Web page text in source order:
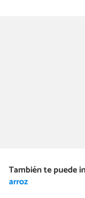
También te puede
arroz